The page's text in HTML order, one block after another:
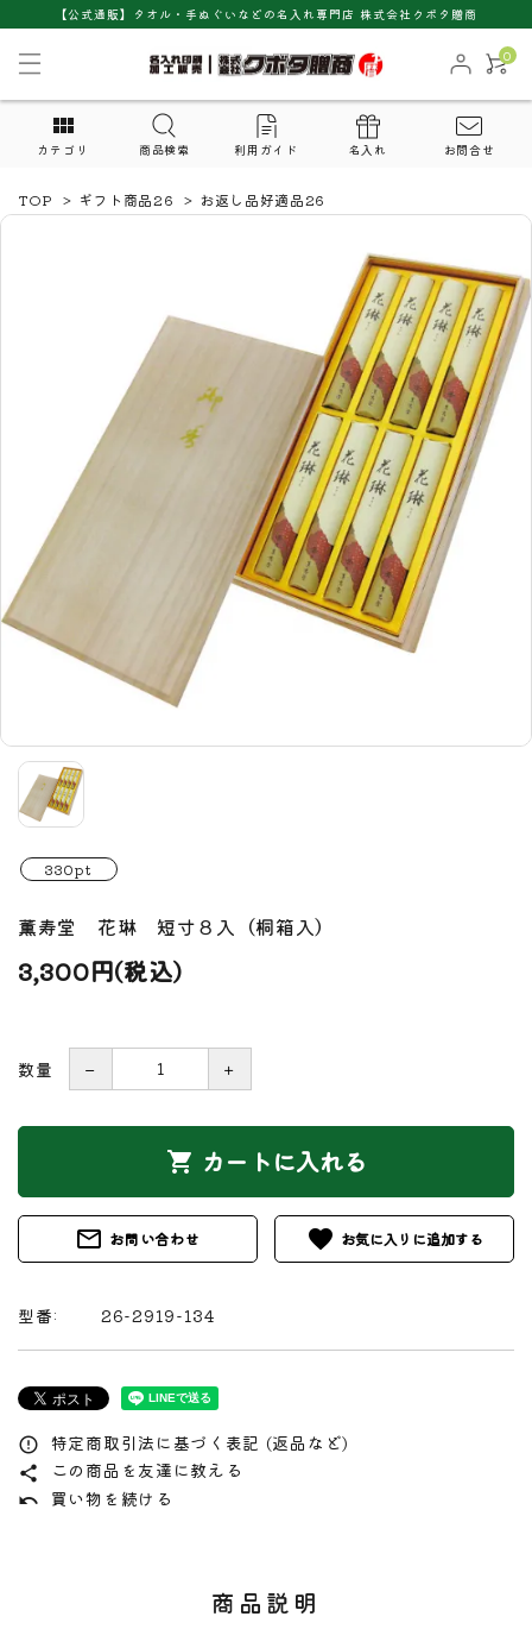
【公式通販】タオル・手ぬぐいなどの名入れ専門店 株式会社クボタ贈商
0
カテゴリ 商品検索 利用ガイド 名入れ お問合せ
TOP > ギフト商品26 > お返し品好適品26
330pt
薫寿堂 花琳 短寸８入（桐箱入）
3,300円(税込)
数量 － ＋
shopping_cart カートに入れる
mail_outline お問い合わせ favorite
型番: 26-2919-134
error_outline 特定商取引法に基づく表記 (返品など)
share この商品を友達に教える
undo 買い物を続ける
商品説明